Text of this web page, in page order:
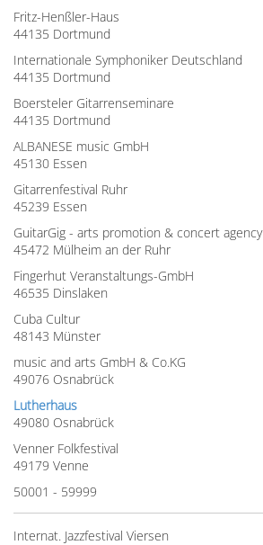
Fritz-Henßler-Haus
44135 Dortmund
Internationale Symphoniker Deutschland
44135 Dortmund
Boersteler Gitarrenseminare
44135 Dortmund
ALBANESE music GmbH
45130 Essen
Gitarrenfestival Ruhr
45239 Essen
GuitarGig - arts promotion & concert agency
45472 Mülheim an der Ruhr
Fingerhut Veranstaltungs-GmbH
46535 Dinslaken
Cuba Cultur
48143 Münster
music and arts GmbH & Co.KG
49076 Osnabrück
Lutherhaus
49080 Osnabrück
Venner Folkfestival
49179 Venne
50001 - 59999
Internat. Jazzfestival Viersen